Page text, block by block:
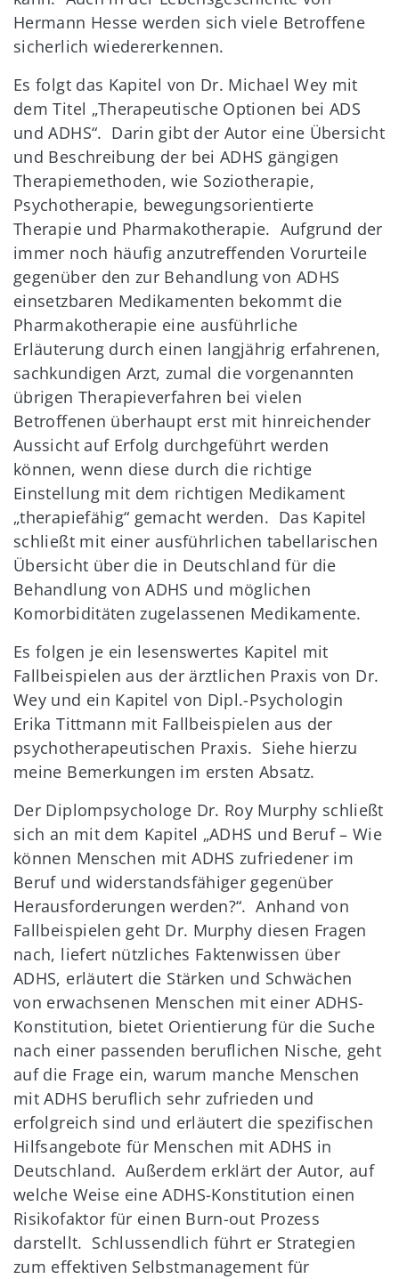
Hermann Hesse werden sich viele Betroffene
sicherlich wiedererkennen.
Es folgt das Kapitel von Dr. Michael Wey mit
dem Titel „Therapeutische Optionen bei ADS
und ADHS“. Darin gibt der Autor eine Übersicht
und Beschreibung der bei ADHS gängigen
Therapiemethoden, wie Soziotherapie,
Psychotherapie, bewegungsorientierte
Therapie und Pharmakotherapie. Aufgrund der
immer noch häufig anzutreffenden Vorurteile
gegenüber den zur Behandlung von ADHS
einsetzbaren Medikamenten bekommt die
Pharmakotherapie eine ausführliche
Erläuterung durch einen langjährig erfahrenen,
sachkundigen Arzt, zumal die vorgenannten
übrigen Therapieverfahren bei vielen
Betroffenen überhaupt erst mit hinreichender
Aussicht auf Erfolg durchgeführt werden
können, wenn diese durch die richtige
Einstellung mit dem richtigen Medikament
„therapiefähig“ gemacht werden. Das Kapitel
schließt mit einer ausführlichen tabellarischen
Übersicht über die in Deutschland für die
Behandlung von ADHS und möglichen
Komorbiditäten zugelassenen Medikamente.
Es folgen je ein lesenswertes Kapitel mit
Fallbeispielen aus der ärztlichen Praxis von Dr.
Wey und ein Kapitel von Dipl.-Psychologin
Erika Tittmann mit Fallbeispielen aus der
psychotherapeutischen Praxis. Siehe hierzu
meine Bemerkungen im ersten Absatz.
Der Diplompsychologe Dr. Roy Murphy schließt
sich an mit dem Kapitel „ADHS und Beruf – Wie
können Menschen mit ADHS zufriedener im
Beruf und widerstandsfähiger gegenüber
Herausforderungen werden?“. Anhand von
Fallbeispielen geht Dr. Murphy diesen Fragen
nach, liefert nützliches Faktenwissen über
ADHS, erläutert die Stärken und Schwächen
von erwachsenen Menschen mit einer ADHS-
Konstitution, bietet Orientierung für die Suche
nach einer passenden beruflichen Nische, geht
auf die Frage ein, warum manche Menschen
mit ADHS beruflich sehr zufrieden und
erfolgreich sind und erläutert die spezifischen
Hilfsangebote für Menschen mit ADHS in
Deutschland. Außerdem erklärt der Autor, auf
welche Weise eine ADHS-Konstitution einen
Risikofaktor für einen Burn-out Prozess
darstellt. Schlussendlich führt er Strategien
zum effektiven Selbstmanagement für